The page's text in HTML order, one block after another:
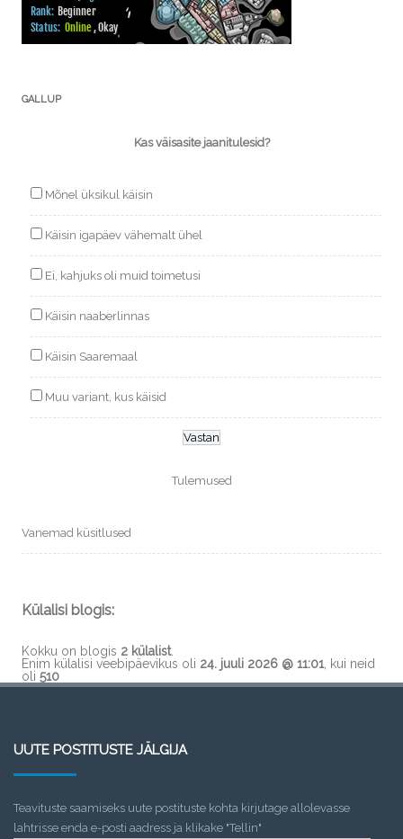
GALLUP
Kas väisasite jaanitulesid?
Mõnel üksikul käisin
Käisin igapäev vähemalt ühel
Ei, kahjuks oli muid toimetusi
Käisin naaberlinnas
Käisin Saaremaal
Muu variant, kus käisid
Tulemused
Vanemad küsitlused
Külalisi blogis:
Kokku on blogis 2 külalist.
Enim külalisi veebipäevikus oli 24. juuli 2026 @ 11:01 , kui neid
oli 510
UUTE POSTITUSTE JÄLGIJA
Teavituste saamiseks uute postituste kohta kirjutage allolevasse
lahtrisse enda e-posti aadress ja klikake "Tellin"